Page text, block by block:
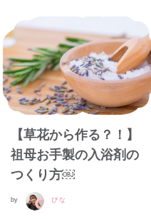
【草花から作る？！】
祖母お手製の入浴剤の
つくり方￼
by ぴな